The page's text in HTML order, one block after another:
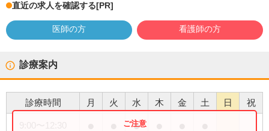
直近の求人を確認する[PR]
医師の方 看護師の方
診療案内
診療時間 月 火 水 木 金 土 日 祝
●